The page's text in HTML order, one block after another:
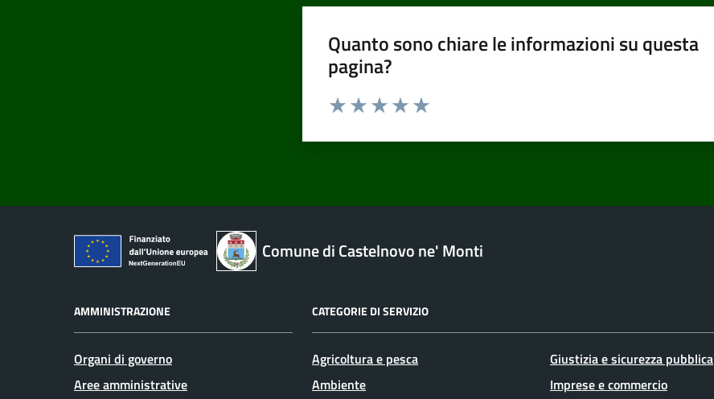
Quanto sono chiare le informazioni su questa
pagina?
Comune di Castelnovo ne' Monti
AMMINISTRAZIONE
Organi di governo
Aree amministrative
CATEGORIE DI SERVIZIO
Agricoltura e pesca
Ambiente
Giustizia e sicurezza pubblica
Imprese e commercio